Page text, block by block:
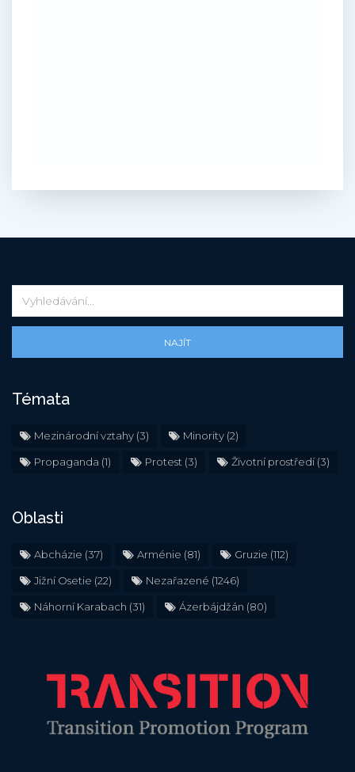
NAJÍT
Témata
Mezinárodní vztahy (3) Minority (2)
Propaganda (1) Protest (3) Životní prostředí(3)
Oblasti
Abcházie (37) Arménie (81) Gruzie (112)
Jižní Osetie (22) Nezařazené (1246)
Náhorní Karabach (31) Ázerbájdžán (80)